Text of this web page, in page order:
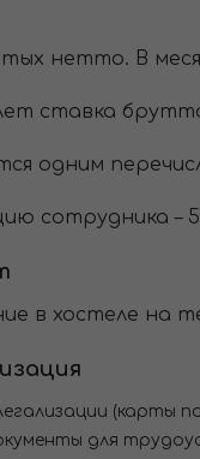
нетто. В
ставка
одним
сотрудника –
в хостеле на
(карты
для